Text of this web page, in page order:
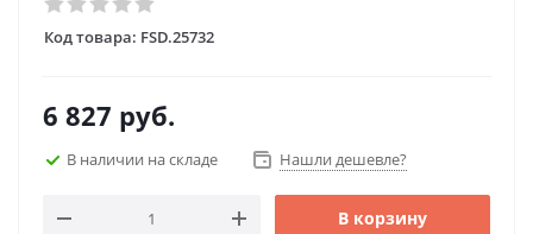
Код товара: FSD.25732
6 827 руб.
В наличии на складе Нашли дешевле?
В корзину